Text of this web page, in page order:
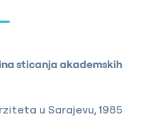
sticanja akademskih
u Sarajevu, 1985